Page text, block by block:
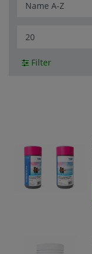
Filter